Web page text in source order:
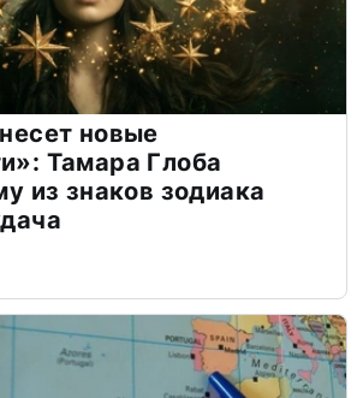
новые
Тамара Глоба
из знаков зодиака